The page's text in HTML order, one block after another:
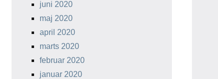
juni 2020
maj 2020
april 2020
marts 2020
februar 2020
januar 2020